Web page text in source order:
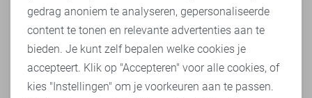
Marketing cookies
gedrag anoniem te analyseren, gepersonaliseerde
content te tonen en relevante advertenties aan te
bieden. Je kunt zelf bepalen welke cookies je
accepteert. Klik op "Accepteren" voor alle cookies, of
kies "Instellingen" om je voorkeuren aan te passen.